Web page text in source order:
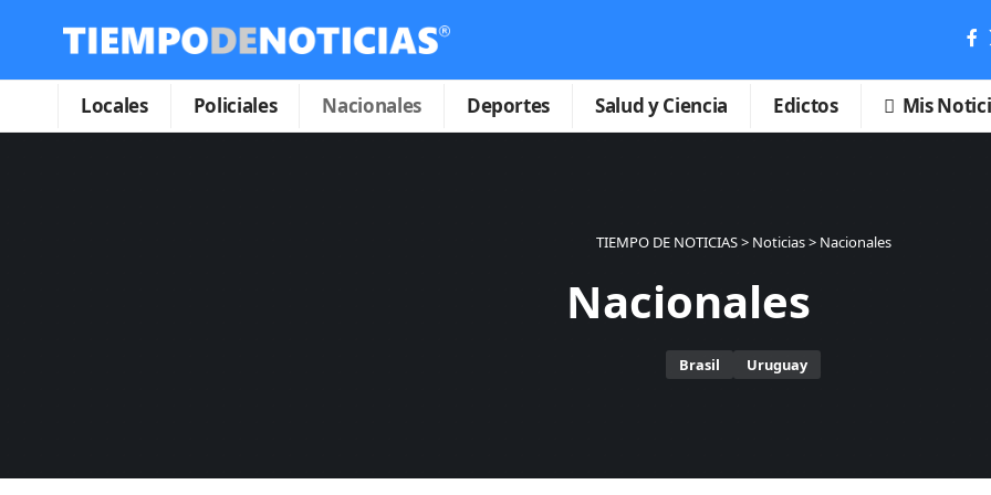
Locales Policiales Nacionales Deportes Salud y Ciencia Edictos Mis
TIEMPO DE NOTICIAS> Noticias> Nacionales
Nacionales
Brasil Uruguay